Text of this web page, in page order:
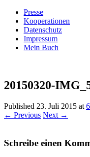
Presse
Kooperationen
Datenschutz
Impressum
Mein Buch
Villa König
20150320-
Published 23. Juli 2015 at
← Previous Next →
Schreibe einen